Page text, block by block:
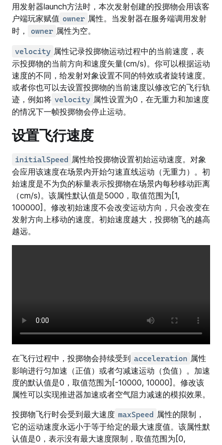
用发射器launch方法时，本次发射创建的投掷物会用该客
户端玩家赋值 owner 属性。当发射器在服务端调用发射
时，
owner 属性为空。
velocity 属性记录投掷物运动过程中的当前速度，表
示投掷物的当前方向和速度矢量(cm/s)。你可以根据运动
速度的不同，给发射对象设置不同的特效或者旋转速度。
或者你也可以去设置投掷物的当前速度以修改它的飞行轨
迹，例如将 velocity 属性设置为0，在无重力和加速度
的情况下一帧投掷物会停止运动。
设置飞行速度
initialSpeed 属性给投掷物设置初始运动速度。对象
会应用该速度在场景内开始匀速直线运动（无重力）。初
始速度是不为负的标量表示投掷物在场景内每秒移动距离
（cm/s)。该属性默认值是5000，取值范围为[1,
100000]。修改初始速度不会改变运动方向，只会改变在
发射方向上移动的速度。初始速度越大，投掷物飞的越高
越远。
在飞行过程中，投掷物会持续受到 acceleration 属性
影响进行匀加速（正值）或者匀减速运动（负值）。加速
度的默认值是0，取值范围为[-10000, 10000]。修改该
属性可以实现推进器加速或者空气阻力减速的模拟效果。
投掷物飞行时会受到最大速度 maxSpeed 属性的限制，
它的运动速度永远小于等于给定的最大速度值。该属性默
认值是0，表示没有最大速度限制，取值范围为[0,